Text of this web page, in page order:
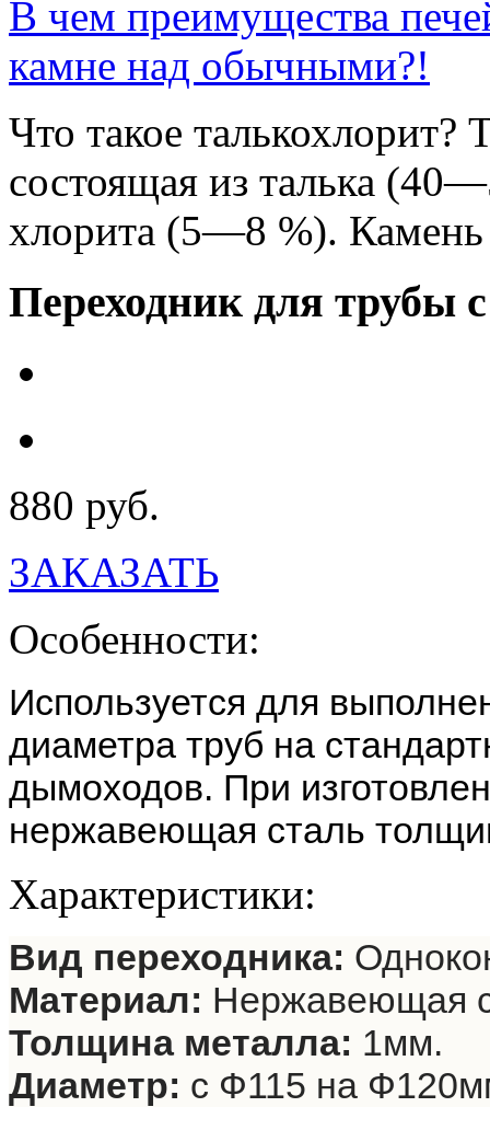
В чем преимущества
камне над обычными?!
Что такое
состоящая из талька
хлорита (5—8 %). Камень
Переходник для трубы
880 руб.
ЗАКАЗАТЬ
Особенности:
Используется для
диаметра труб на
дымоходов. При
нержавеющая сталь
Характеристики:
Вид переходника:
Материал: Нержавеющая
Толщина металла: 1мм.
Диаметр: с Ф115 на